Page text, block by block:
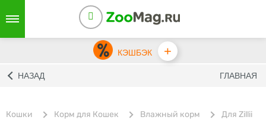
КЭШБЭК +
НАЗАД ГЛАВНАЯ
Кошки Корм для Кошек Влажный корм Для Zillii